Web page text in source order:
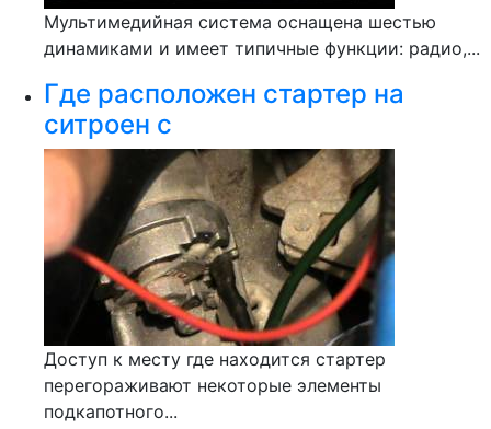
Мультимедийная система оснащена шестью
динамиками и имеет типичные функции: радио,...
Где расположен стартер на
ситроен с
Доступ к месту где находится стартер
перегораживают некоторые элементы
подкапотного...